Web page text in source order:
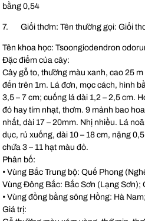
bằng 0,54
7. Giổi thơm: Tên thường gọi: Giổi
Tên khoa học: Tsoongiodendron
Đặc điểm của cây:
Cây gỗ to, thường màu xanh, cao 25
đến trên 1m. Lá đơn, mọc cách, hình
3,5 – 7 cm; cuống lá dài 1,2 – 2,5 cm.
đỏ hay tím nhạt, thơm. 9 mảnh bao
nhất, dài 17 – 20mm. Nhị nhiều. Lá
dục, rủ xuống, dài 10 – 18 cm, nặng
chứa 3 – 11 hạt màu đỏ.
Phân bố:
• Vùng Bắc Trung bộ: Quế Phong
Vùng Đông Bắc: Bắc Sơn (Lạng Sơn);
• Vùng đồng bằng sông Hồng: Hà
Giá trị: